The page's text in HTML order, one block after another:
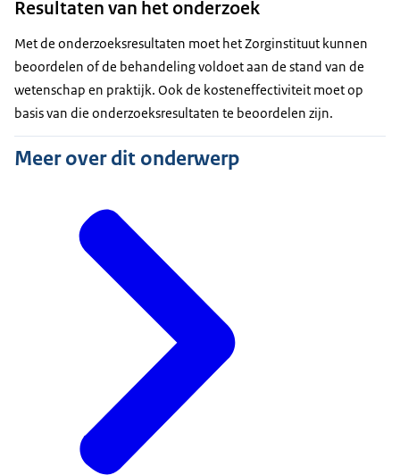
Resultaten van het onderzoek
Met de onderzoeksresultaten moet het Zorginstituut kunnen
beoordelen of de behandeling voldoet aan de stand van de
wetenschap en praktijk. Ook de kosteneffectiviteit moet op
basis van die onderzoeksresultaten te beoordelen zijn.
Meer over dit onderwerp